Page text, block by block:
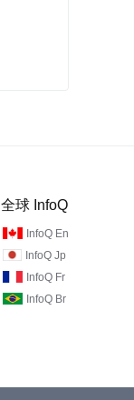
全球 InfoQ
InfoQ En
InfoQ Jp
InfoQ Fr
InfoQ Br